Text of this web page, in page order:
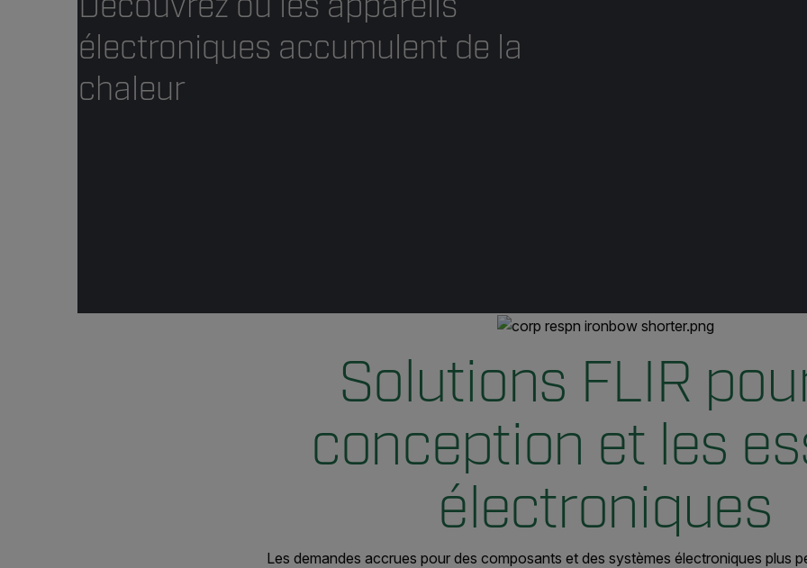
électroniques accumulent de la
chaleur
Solutions FLIR
conception et les
électroniques
Les demandes accrues pour des composants et des systèmes électroniques plus